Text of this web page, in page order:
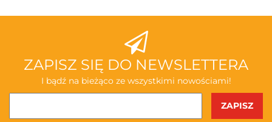
ABAKUS
ZAPISZ SIĘ DO NEWSLETTERA
I bądź na bieżąco ze wszystkimi nowościami!